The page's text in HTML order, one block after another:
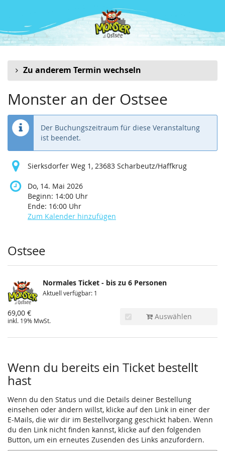
Inhalt
springen
Zu anderem Termin wechseln
Monster an der Ostsee
Der Buchungszeitraum für diese Veranstaltung
ist beendet.
Sierksdorfer Weg 1, 23683 Scharbeutz/Haffkrug
Do, 14. Mai 2026
Beginn: 14:00 Uhr
Ende: 16:00 Uhr
Zum Kalender hinzufügen
Produkte
Ostsee
Normales Ticket - bis zu 6 Personen
Aktuell verfügbar: 1
69,00 €
inkl. 19% MwSt. Auswählen
Wenn du bereits ein Ticket bestellt
hast
Wenn du den Status und die Details deiner Bestellung
einsehen oder ändern willst, klicke auf den Link in einer der
E-Mails, die wir dir im Bestellvorgang geschickt haben. Wenn
du den Link nicht finden kannst, klicke auf den folgenden
Button, um ein erneutes Zusenden des Links anzufordern.